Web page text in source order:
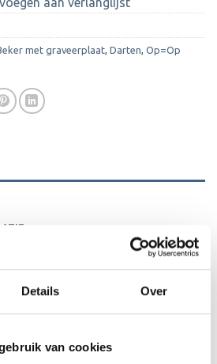
Details Over
van cookies
met graveerplaat, Darten, Op=Op
beeld die zeer geschikt is voor
businessevenement. We kunnen
We graveren de tekst